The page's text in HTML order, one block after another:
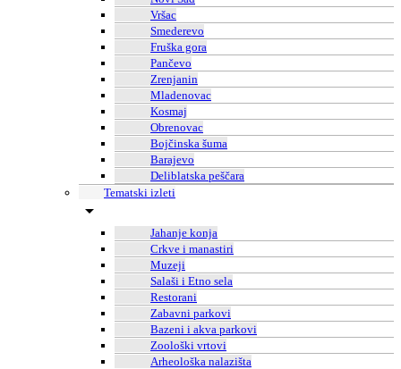
Vršac
Smederevo
Fruška gora
Pančevo
Zrenjanin
Mladenovac
Kosmaj
Obrenovac
Bojčinska šuma
Barajevo
Deliblatska peščara
Tematski izleti
Jahanje konja
Crkve i manastiri
Muzeji
Salaši i Etno sela
Restorani
Zabavni parkovi
Bazeni i akva parkovi
Zoološki vrtovi
Arheološka nalazišta